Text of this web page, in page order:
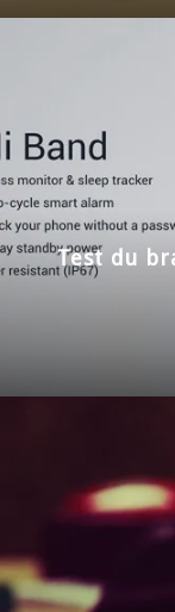
Test du